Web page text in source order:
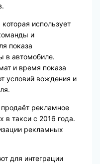
использует
и
показа
в автомобиле.
и время показа
условий вождения и
рекламное
в такси с 2016 года.
рекламных
для интеграции